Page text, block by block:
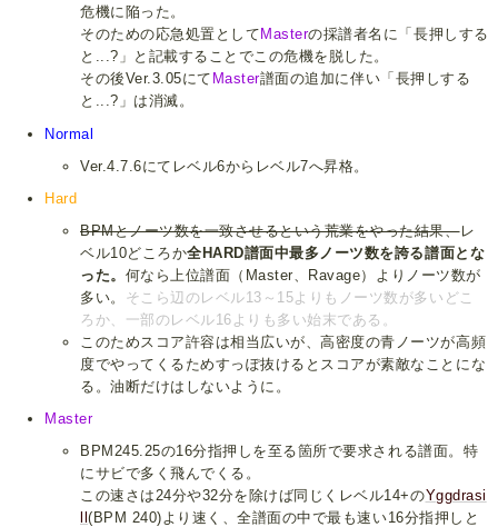
危機に陥った。
そのための応急処置として Masterの採譜者名に「長押しする
と...?」と記載することでこの危機を脱した。
その後Ver.3.05にて Master譜面の追加に伴い「長押しする
と...?」は消滅。
Normal
Ver.4.7.6にてレベル6からレベル7へ昇格。
Hard
BPMとノーツ数を一致させるという荒業をやった結果、レ
ベル10どころか全HARD譜面中最多ノーツ数を誇る譜面とな
った。 何なら上位譜面（Master、Ravage）よりノーツ数が
多い。 そこら辺のレベル13～15よりもノーツ数が多いどこ
ろか、一部のレベル16よりも多い始末である。
このためスコア許容は相当広いが、高密度の青ノーツが高頻
度でやってくるためすっぽ抜けるとスコアが素敵なことにな
る。油断だけはしないように。
Master
BPM245.25の16分指押しを至る箇所で要求される譜面。特
にサビで多く飛んでくる。
この速さは24分や32分を除けば同じくレベル14+のYggdrasi
ll(BPM 240)より速く、全譜面の中で最も速い16分指押しと